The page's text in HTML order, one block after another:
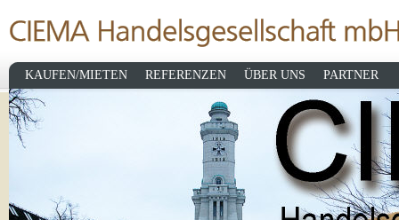
KAUFEN/MIETEN REFERENZEN ÜBER UNS PARTNER